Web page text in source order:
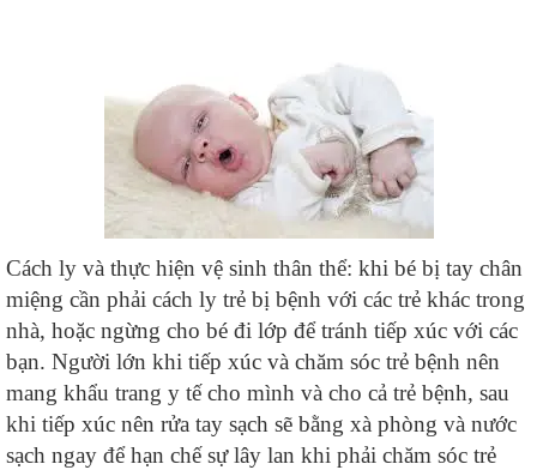
Cách ly và thực hiện vệ sinh thân thể: khi bé bị tay chân
miệng cần phải cách ly trẻ bị bệnh với các trẻ khác trong
nhà, hoặc ngừng cho bé đi lớp để tránh tiếp xúc với các
bạn. Người lớn khi tiếp xúc và chăm sóc trẻ bệnh nên
mang khẩu trang y tế cho mình và cho cả trẻ bệnh, sau
khi tiếp xúc nên rửa tay sạch sẽ bằng xà phòng và nước
sạch ngay để hạn chế sự lây lan khi phải chăm sóc trẻ